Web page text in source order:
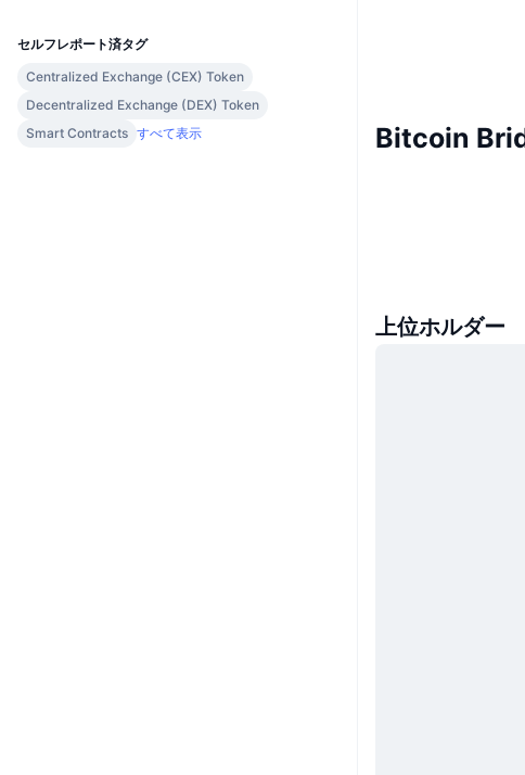
セルフレポート済タグ
Centralized Exchange (CEX) Token
Decentralized Exchange (DEX) Token
Smart Contracts すべて表示 Bitcoin
上位ホルダー